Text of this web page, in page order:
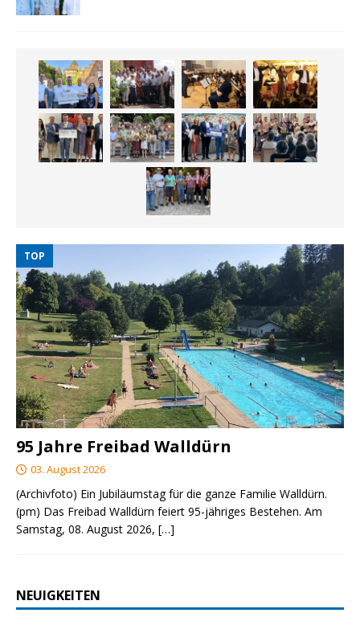
TOP
95 Jahre Freibad Walldürn
03. August 2026
(Archivfoto) Ein Jubiläumstag für die ganze Familie Walldürn.
(pm) Das Freibad Walldürn feiert 95-jähriges Bestehen. Am
Samstag, 08. August 2026, […]
NEUIGKEITEN